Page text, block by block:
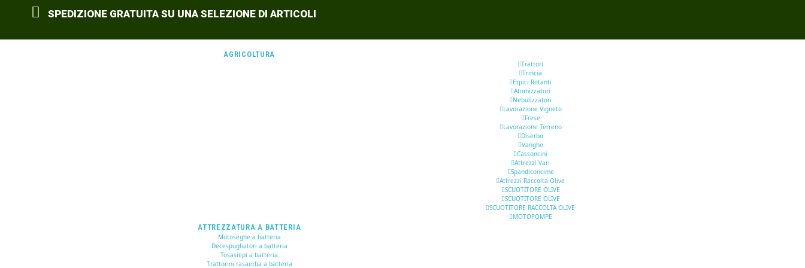
SPEDIZIONE GRATUITA SU UNA SELEZIONE DI ARTICOLI
AGRICOLTURA
Trattori
Trincia
Erpici Rotanti
Atomizzatori
Nebulizzatori
Lavorazione Vigneto
Frese
Lavorazione Terreno
Diserbo
Vanghe
Cassoncini
Attrezzi Vari
Spandiconcime
Attrezzi Raccolta Olive
SCUOTITORE OLIVE
SCUOTITORE OLIVE
SCUOTITORE RACCOLTA OLIVE
MOTOPOMPE
ATTREZZATURA A BATTERIA
Motoseghe a batteria
Decespugliatori a batteria
Tosasiepi a batteria
Trattorini rasaerba a batteria